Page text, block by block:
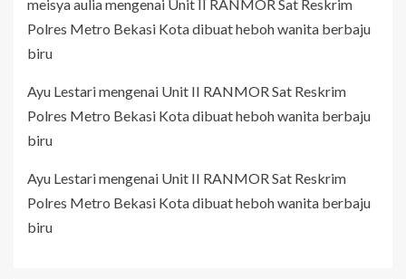
meisya auliamengenai Unit II RANMOR Sat Reskrim
Polres Metro Bekasi Kota dibuat heboh wanita berbaju
biru
Ayu Lestarimengenai Unit II RANMOR Sat Reskrim
Polres Metro Bekasi Kota dibuat heboh wanita berbaju
biru
Ayu Lestarimengenai Unit II RANMOR Sat Reskrim
Polres Metro Bekasi Kota dibuat heboh wanita berbaju
biru